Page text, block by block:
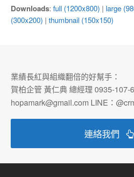
Downloads:full (1200x800) | large
(300x200) |thumbnail (150x150)
業績長紅與組織翻倍的好幫手：
賀柏企管 黃仁典 總經理 0935-107-
hopamark@gmail.com LINE：
連絡我們